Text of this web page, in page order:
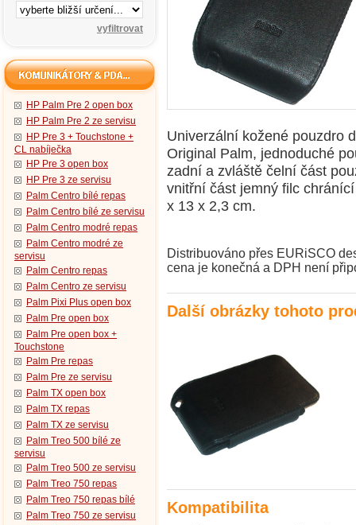
HP Palm Pre 2 open box
HP Palm Pre 2 ze servisu
HP Pre 3 + Touchstone +
CL nabíječka
HP Pre 3 open box
HP Pre 3 ze servisu
Palm Centro bílé repas
Palm Centro bílé ze servisu
Palm Centro modré repas
Palm Centro modré ze
servisu
Palm Centro repas
Palm Centro ze servisu
Palm Pixi Plus open box
Palm Pre open box
Palm Pre open box +
Touchstone
Palm Pre repas
Palm Pre ze servisu
Palm TX open box
Palm TX repas
Palm TX ze servisu
Palm Treo 500 bílé ze
servisu
Palm Treo 500 ze servisu
Palm Treo 750 repas
Palm Treo 750 repas bílé
Palm Treo 750 ze servisu
Univerzální kožené pouzdro
Original Palm, jednoduché
zadní a zvláště čelní část
vnitřní část jemný filc
x 13 x 2,3 cm.
Distribuováno přes EURiSCO
cena je konečná a DPH není
Další obrázky tohoto
Kompatibilita